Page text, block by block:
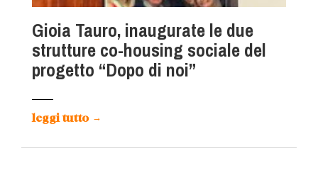
Gioia Tauro, inaugurate le due
strutture co-housing sociale del
progetto “Dopo di noi”
leggi tutto →